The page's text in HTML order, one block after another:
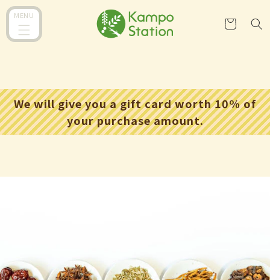
跳到内
容
MENU
物
We will give you a gift card worth 10% of
your purchase amount.